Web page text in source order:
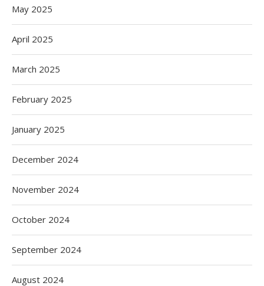
May 2025
April 2025
March 2025
February 2025
January 2025
December 2024
November 2024
October 2024
September 2024
August 2024